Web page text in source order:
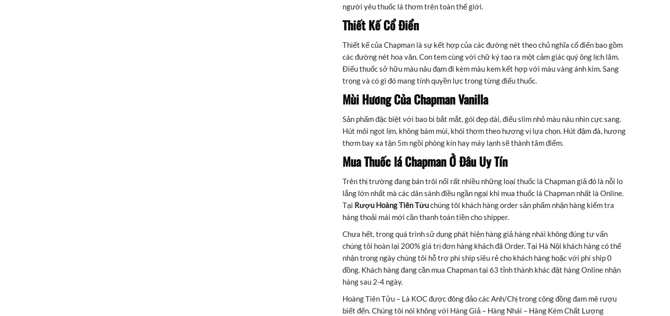
người yêu thuốc lá thơm trên toàn thế giới.
Thiết Kế Cổ Điển
Thiết kế của Chapman là sự kết hợp của các đường nét theo chủ nghĩa cổ điển bao gồm
các đường nét hoa văn. Con tem cùng với chữ ký tạo ra một cảm giác quý ông lịch lãm.
Điếu thuốc sở hữu màu nâu đạm đi kèm màu kem kết hợp với màu vàng ánh kim. Sang
trọng và có gì đó mang tính quyền lực trong từng điếu thuốc.
Mùi Hương Của Chapman Vanilla
Sản phẩm đặc biệt với bao bì bắt mắt, gói đẹp dài, điếu slim nhỏ màu nâu nhìn cực sang.
Hút môi ngọt lịm, không bám mùi, khói thơm theo hương vị lựa chọn. Hút đậm đà, hương
thơm bay xa tận 5m ngồi phòng kín hay máy lạnh sẽ thành tâm điểm.
Mua Thuốc láChapmanỞ Đâu Uy Tín
Trên thị trường đang bán trôi nổi rất nhiều những loại thuốc lá Chapman giả đó là nỗi lo
lắng lớn nhất mà các dân sành điều ngần ngại khi mua thuốc lá Chapman nhất là Online.
Tại Rượu Hoàng Tiên Tửuchúng tôi khách hàng order sản phẩm nhận hàng kiểm tra
hàng thoải mái mới cần thanh toán tiền cho shipper.
Chưa hết, trong quá trình sử dụng phát hiện hàng giả hàng nhái không đúng tư vấn
chúng tôi hoàn lại 200% giá trị đơn hàng khách đã Order. Tại Hà Nội khách hàng có thể
nhận trong ngày chúng tôi hỗ trợ phí ship siêu rẻ cho khách hàng hoặc với phí ship 0
đồng. Khách hàng đang cần mua Chapman tại 63 tỉnh thành khác đặt hàng Online nhận
hàng sau 2-4 ngày.
Hoàng Tiên Tửu – Là KOC được đông đảo các Anh/Chị trong cộng đồng đam mê rượu
biết đến. Chúng tôi nói không với Hàng Giả – Hàng Nhái – Hàng Kém Chất Lượng